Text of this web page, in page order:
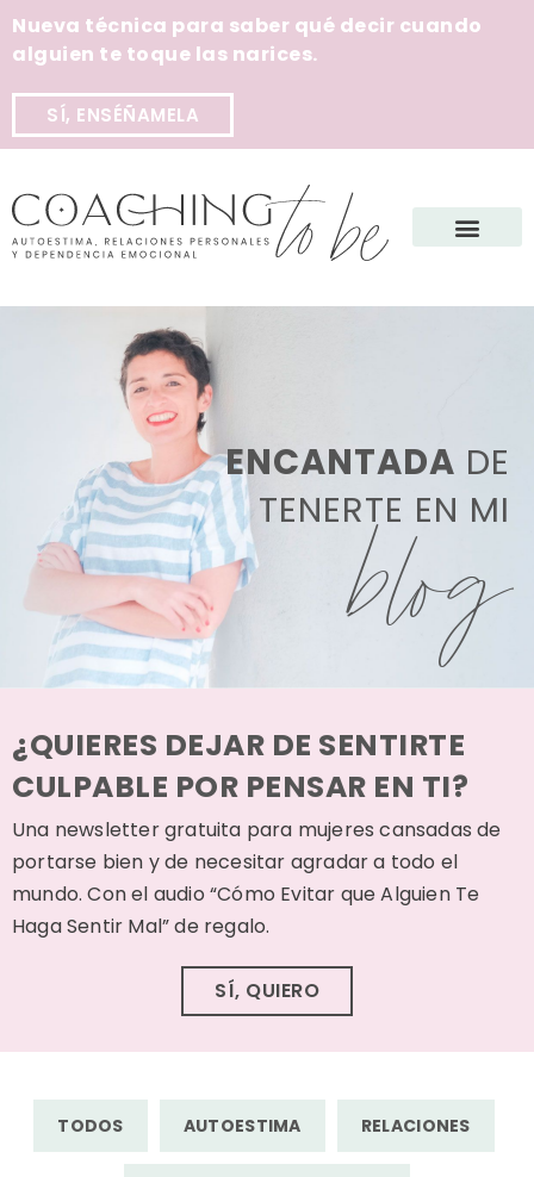
Nueva técnica para saber qué decir cuando
alguien te toque las narices.
SÍ, ENSÉÑAMELA
ENCANTADA DE
TENERTE EN MI
blog
¿QUIERES DEJAR DE SENTIRTE
CULPABLE POR PENSAR EN TI?
Una newsletter gratuita para mujeres cansadas de
portarse bien y de necesitar agradar a todo el
mundo. Con el audio “Cómo Evitar que Alguien Te
Haga Sentir Mal” de regalo.
SÍ, QUIERO
TODOS AUTOESTIMA RELACIONES